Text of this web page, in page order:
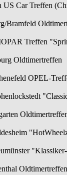
US Car Treffen
Bramfeld
Treffen
Oldtimertreffen
OPEL-